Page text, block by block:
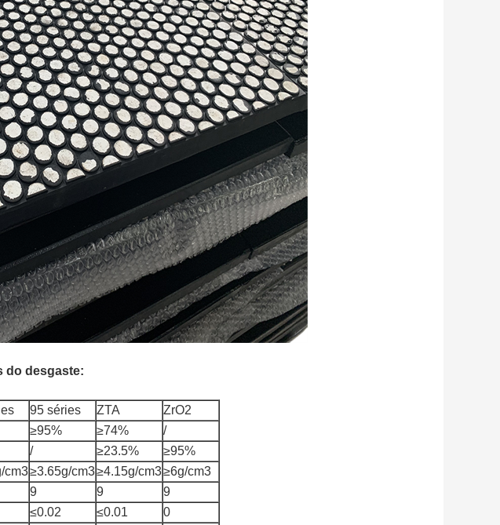
do desgaste:
95 séries ZTA
ZrO2
≥95% ≥74%
/
/ ≥23.5%
≥95%
cm3≥3.65g/cm3≥4.15g/cm3≥6g/cm3
9 9
9
≤0.02 ≤0.01
0